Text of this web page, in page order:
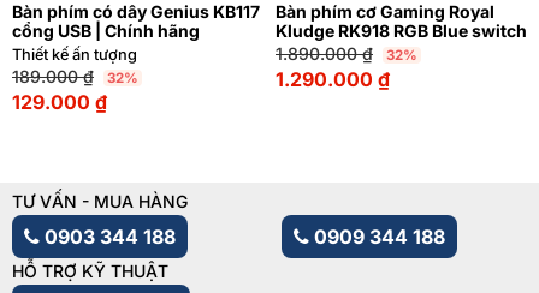
Bàn phím có dây Genius KB117
cổng USB | Chính hãng
Thiết kế ấn tượng
189.000₫ 32%
129.000 ₫
Bàn phím cơ Gaming Royal
Kludge RK918 RGB Blue switch
1.890.000₫ 32%
1.290.000 ₫
TƯ VẤN - MUA HÀNG
0903 344 188 0909 344 188
HỖ TRỢ KỸ THUẬT